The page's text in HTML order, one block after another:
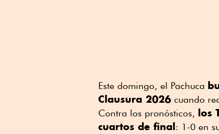
Este domingo, el Pachuca
Clausura 2026 cuando
Contra los pronósticos, los
cuartos de final: 1-0 en